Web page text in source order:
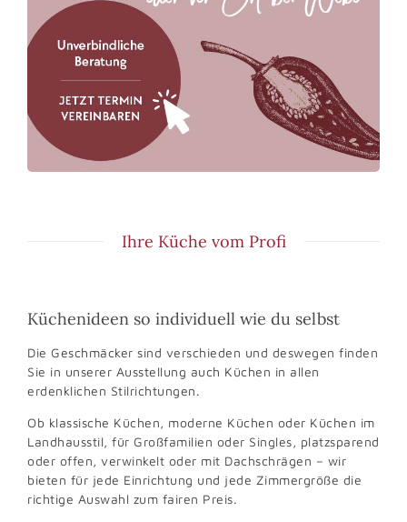
Ihre Küche vom Profi
Küchenideen so individuell wie du selbst
Die Geschmäcker sind verschieden und deswegen finden
Sie in unserer Ausstellung auch Küchen in allen
erdenklichen Stilrichtungen.
Ob klassische Küchen, moderne Küchen oder Küchen im
Landhausstil, für Großfamilien oder Singles, platzsparend
oder offen, verwinkelt oder mit Dachschrägen – wir
bieten für jede Einrichtung und jede Zimmergröße die
richtige Auswahl zum fairen Preis.